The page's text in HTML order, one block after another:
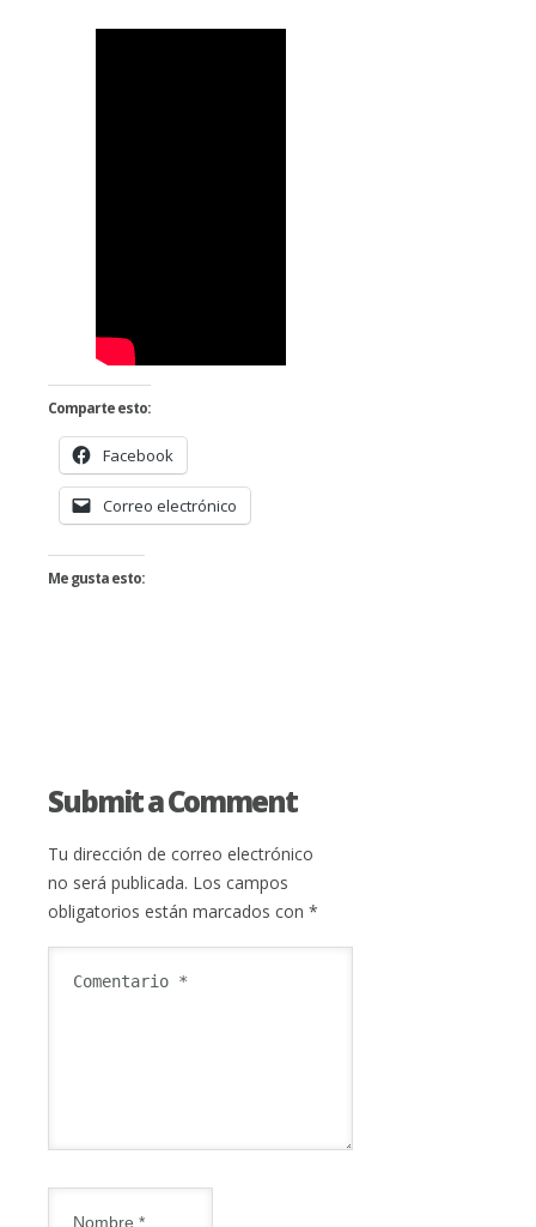
Comparte esto:
Facebook
Correo electrónico
Me gusta esto:
Submit a Comment
Tu dirección de correo electrónico
no será publicada. Los campos
obligatorios están marcados con *